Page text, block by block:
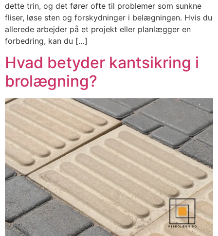
dette trin, og det fører ofte til problemer som sunkne
fliser, løse sten og forskydninger i belægningen. Hvis du
allerede arbejder på et projekt eller planlægger en
forbedring, kan du […]
Hvad betyder kantsikring i
brolægning?